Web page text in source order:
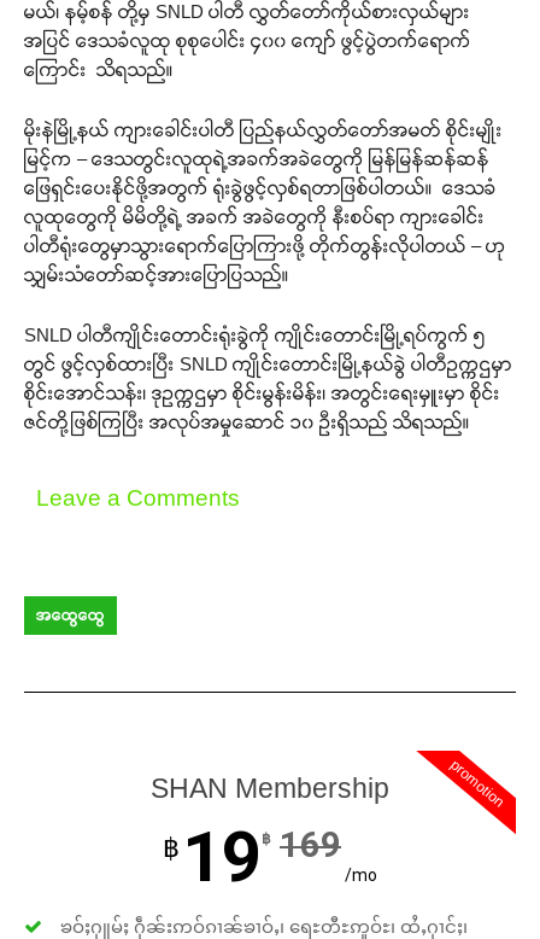
မယ်၊ နမ့်စန် တို့မှ SNLD ပါတီ လွှတ်တော်ကိုယ်စားလှယ်များ
အပြင် ဒေသခံလူထု စုစုပေါင်း ၄၀၀ ကျော် ဖွင့်ပွဲတက်ရောက်
ကြောင်း သိရသည်။
မိုးနဲမြို့နယ် ကျားခေါင်းပါတီ ပြည်နယ်လွှတ်တော်အမတ် စိုင်းမျိုး
မြင့်က – ဒေသတွင်းလူထုရဲ့အခက်အခဲတွေကို မြန်မြန်ဆန်ဆန်
ဖြေရှင်းပေးနိုင်ဖို့အတွက် ရုံးခွဲဖွင့်လှစ်ရတာဖြစ်ပါတယ်။ ဒေသခံ
လူထုတွေကို မိမိတို့ရဲ့ အခက် အခဲတွေကို နီးစပ်ရာ ကျားခေါင်း
ပါတီရုံးတွေမှာသွားရောက်ပြောကြားဖို့ တိုက်တွန်းလိုပါတယ် – ဟု
သျှမ်းသံတော်ဆင့်အားပြောပြသည်။
SNLD ပါတီကျိုင်းတောင်းရုံးခွဲကို ကျိုင်းတောင်းမြို့ရပ်ကွက် ၅
တွင် ဖွင့်လှစ်ထားပြီး SNLD ကျိုင်းတောင်းမြို့နယ်ခွဲ ပါတီဥက္ကဌမှာ
စိုင်းအောင်သန်း၊ ဒုဥက္ကဌမှာ စိုင်းမွန်းမိန်း၊ အတွင်းရေးမှူးမှာ စိုင်း
ဇင်တို့ဖြစ်ကြပြီး အလုပ်အမှုဆောင် ၁၀ ဦးရှိသည် သိရသည်။
Leave a Comments
အထွေထွေ
promotion
SHAN Membership
฿ 19 ฿ 169
/mo
ၶဝ်ႈႁူမ်ႈ ႁဵၼ်းဢဝ်ၵၢၼ်ၶၢဝ်ႇ၊ ရေႊတီႊဢူဝ်ႊ၊ ထႆႇႁၢင်ႈ၊